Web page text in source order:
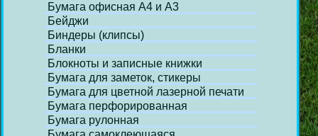
Бумага офисная А4 и А3
Бейджи
Биндеры (клипсы)
Бланки
Блокноты и записные книжки
Бумага для заметок, стикеры
Бумага для цветной лазерной печати
Бумага перфорирoванная
Бумага рулонная